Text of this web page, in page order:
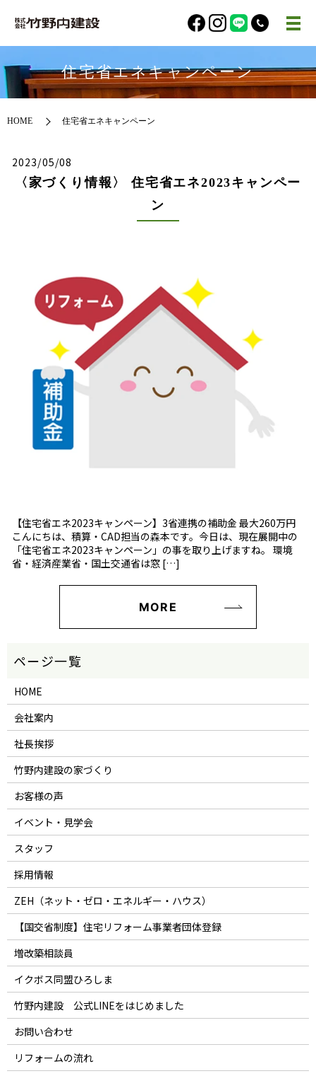
住宅省エネキャンペーン
HOME 住宅省エネキャンペーン
2023/05/08
〈家づくり情報〉 住宅省エネ2023キャンペー
ン
【住宅省エネ2023キャンペーン】3省連携の補助金 最大260万円
こんにちは、積算・CAD担当の森本です。今日は、現在展開中の
「住宅省エネ2023キャンペーン」の事を取り上げますね。 環境
省・経済産業省・国土交通省は窓 […]
MORE
HOME
会社案内
社長挨拶
竹野内建設の家づくり
お客様の声
イベント・見学会
スタッフ
採用情報
ZEH（ネット・ゼロ・エネルギー・ハウス）
【国交省制度】住宅リフォーム事業者団体登録
増改築相談員
イクボス同盟ひろしま
竹野内建設 公式LINEをはじめました
お問い合わせ
リフォームの流れ